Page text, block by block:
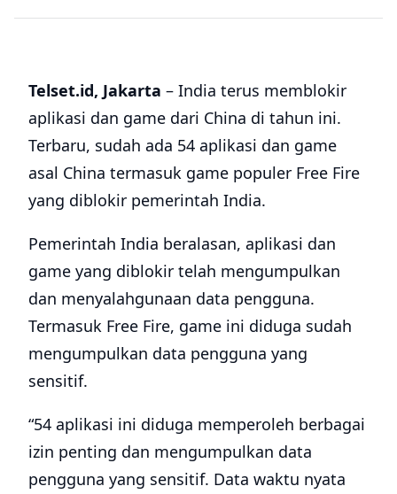
Telset.id, Jakarta – India terus memblokir
aplikasi dan game dari China di tahun ini.
Terbaru, sudah ada 54 aplikasi dan game
asal China termasuk game populer Free Fire
yang diblokir pemerintah India.
Pemerintah India beralasan, aplikasi dan
game yang diblokir telah mengumpulkan
dan menyalahgunaan data pengguna.
Termasuk Free Fire, game ini diduga sudah
mengumpulkan data pengguna yang
sensitif.
“54 aplikasi ini diduga memperoleh berbagai
izin penting dan mengumpulkan data
pengguna yang sensitif. Data waktu nyata